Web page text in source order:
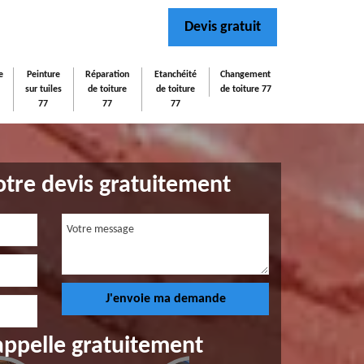
Devis gratuit
Peinture
sur tuiles
77
Réparation
de toiture
77
Etanchéité
de toiture
77
Changement
de toiture 77
devis gratuitement
gratuitement